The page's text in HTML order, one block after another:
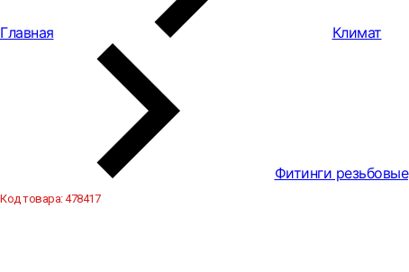
Главная Климат
Фитинги резьбовые
Код товара:478417